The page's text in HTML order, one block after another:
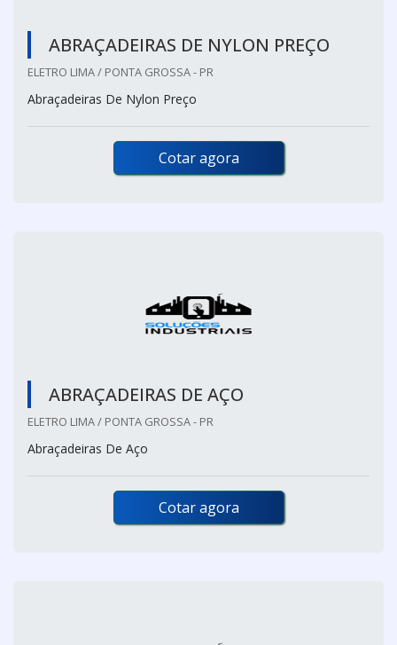
ABRAÇADEIRAS DE NYLON PREÇO
ELETRO LIMA / PONTA GROSSA - PR
Abraçadeiras De Nylon Preço
Cotar agora
ABRAÇADEIRAS DE AÇO
ELETRO LIMA / PONTA GROSSA - PR
Abraçadeiras De Aço
Cotar agora